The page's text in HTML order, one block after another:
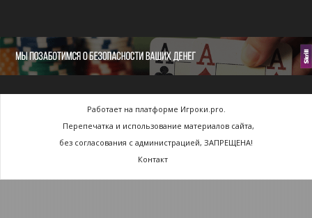
Работает на платформе Игроки.pro.
Перепечатка и использование материалов сайта,
без согласования с администрацией, ЗАПРЕЩЕНА!
Контакт